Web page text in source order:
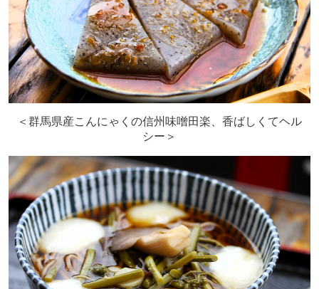
＜群馬県産こんにゃくの信州味噌田楽、香ばしくてヘル
シー＞